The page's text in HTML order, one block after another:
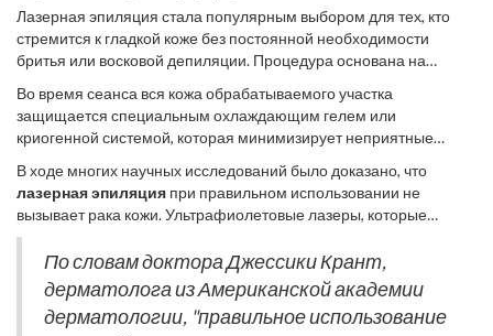
компетентного врача, можно с уверенностью и комфортом
использовать лазерную эпиляцию как надежное средство
удаления волос.
Лазерная эпиляция стала популярным выбором для тех, кто
стремится к гладкой коже без постоянной необходимости
бритья или восковой депиляции. Процедура основана на
направлены непосредственно на пигмент меланин,
находящийся вволосяных фолликулах. Когда лазерный луч
попадает в фолликул, он превращается в тепло, что вызывает
его разрушение, не причиняя вреда окружающей коже. Этот
подход позволяет успешно уменьшать количество ростков
волос со временем.
Во время сеанса вся кожа обрабатываемого участка
защищается специальным охлаждающим гелем или
криогенной системой, которая минимизирует неприятные
незначительно болезненная, многие сравнивают её с лёгким
покалыванием. Однако подходящие технологии и опыт
специалиста значительно уменьшают степень дискомфорта.
покраснение, которое схоже с лёгким солнечным ожогом, но
оно быстро проходит.
В ходе многих научных исследований было доказано, что
лазерная эпиляция при правильном использовании не
вызывает рака кожи. Ультрафиолетовые лазеры, которые
способны вызвать мутации на клеточном уровне, не
применяются для эпиляции. Вместо них используются лазеры
на основе оптических спектров, которые не проникают в
глубокие слои кожи, работая исключительно с волосяными
фолликулами. Это делает процедуру безопасной и щадящей
По словам доктора Джессики Крант,
дерматолога из Американской академии
дерматологии, "правильное использование